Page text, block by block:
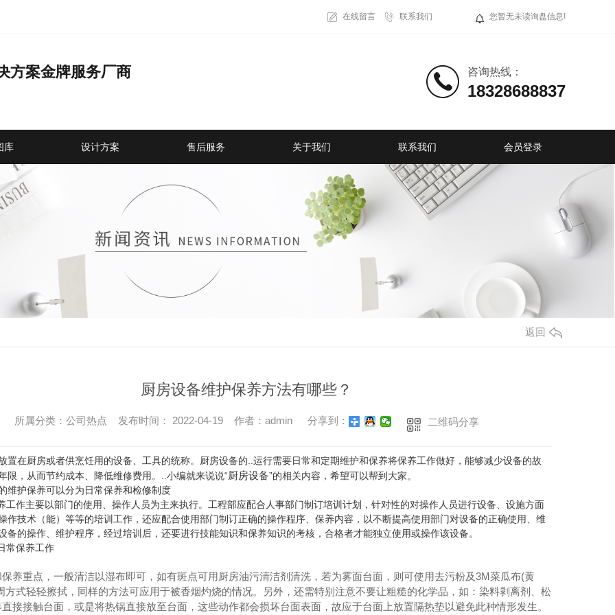
在线留言 联系我们 您暂无未读询盘信息!
方案金牌服务厂商 咨询热线：
18328688837
库 设计方案 售后服务 关于我们 联系我们 会员登录
返回
厨房设备维护保养方法有哪些？
所属分类：公司热点 发布时间： 2022-04-19 作者：admin 分享到： 二维码分享
置在厨房或者供烹饪用的设备、工具的统称。厨房设备的..运行需要日常和定期维护和保养将保养工作做好，能够减少设备的故
限，从而节约成本、降低维修费用。..小编就来说说“厨房设备”的相关内容，希望可以帮到大家。
维护保养可以分为日常保养和检修制度
工作主要以部门的使用、操作人员为主来执行。工程部应配合人事部门制订培训计划，针对性的对操作人员进行设备、设施方面
作技术（能）等等的培训工作，还应配合使用部门制订正确的操作程序、保养内容，以不断提高使用部门对设备的正确使用、维
备的操作、维护程序，经过培训后，还要进行技能知识和保养知识的考核，合格者才能独立使用或操作该设备。
常保养工作
养重点，一般清洁以湿布即可，如有斑点可用厨房油污清洁剂清洗，若为雾面台面，则可使用去污粉及3M菜瓜布(黄
方式轻轻擦拭，同样的方法可应用于被香烟灼烧的情况。另外，还需特别注意不要让粗糙的化学品，如：染料剥离剂、松
接接触台面，或是将热锅直接放至台面，这些动作都会损坏台面表面，故应于台面上放置隔热垫以避免此种情形发生。